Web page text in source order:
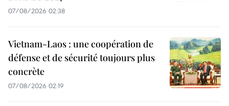
07/08/2026 02:38
Vietnam-Laos : une coopération de
défense et de sécurité toujours plus
concrète
07/08/2026 02:19